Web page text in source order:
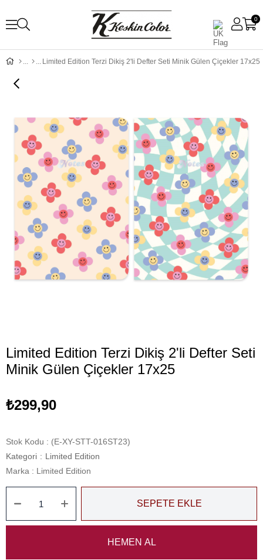
0
Limited Edition Terzi Dikiş 2'li Defter Seti Minik Gülen Çiçekler 17x25
Limited Edition Terzi Dikiş 2'li Defter Seti
Minik Gülen Çiçekler 17x25
₺299,90
Stok Kodu
(E-XY-STT-016ST23)
Kategori : Limited Edition
Marka : Limited Edition